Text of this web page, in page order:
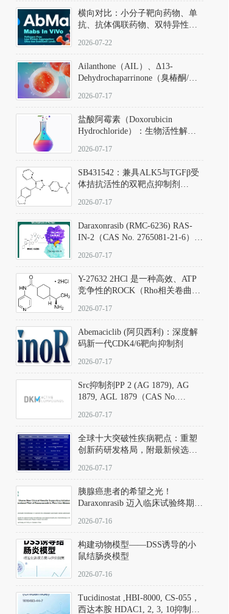
发光特性赋予优异的组织穿透能
力，大幅增强成像信噪比，从而
实现活体动物模型中极低给药剂
量下的高灵敏度、非侵入式生物
横向对比：小分子靶向药物、单
抗、抗体偶联药物、双特异性抗
及应用瓶颈
2026-07-22
Ailanthone（AIL）、Δ13-
Dehydrochaparrinone（臭椿酮/臭
DKM货号 D806885
2026-07-17
盐酸阿霉素（Doxorubicin
Hydrochloride）：生物活性解
范
2026-07-17
SB431542：兼具ALK5与TGFβ受
体拮抗活性的双靶点抑制剂
D801067）
2026-07-17
Daraxonrasib (RMC-6236) RAS-
IN-2（CAS No. 2765081-21-6）：
向KRAS/NRAS/HRAS的广谱RAS
2026-07-17
Y-27632 2HCl 是一种高效、ATP
竞争性的ROCK（Rho相关卷曲螺
同等抑制ROCK1与ROCK2；其通
过精准嵌入激酶的ATP结合位点
发挥抑制作用，对ROCK1和
ROCK2的解离常数（Ki）分别为
140 nM和300 nM；在众多丝氨酸/
中，其靶向ROCK的选择性超过
200倍，凸显出优异的分子特异
2026-07-17
Abemaciclib (阿贝西利)：深度解
码新一代CDK4/6靶向抑制剂
2026-07-17
Src抑制剂PP 2 (AG 1879), AG
1879, AGL 1879（CAS No.
应用指南
2026-07-17
全球十大突破性疾病靶点：重塑
创新药研发格局，附最新候选分
2026-07-17
胰腺癌患者的希望之光！
Daraxonrasib 迈入临床试验终期阶
2026-07-16
构建动物模型——DSS诱导的小
鼠结肠炎模型
2026-07-16
Tucidinostat ,HBI-8000, CS-055，
西达本胺 HDAC1, 2, 3, 10抑制剂